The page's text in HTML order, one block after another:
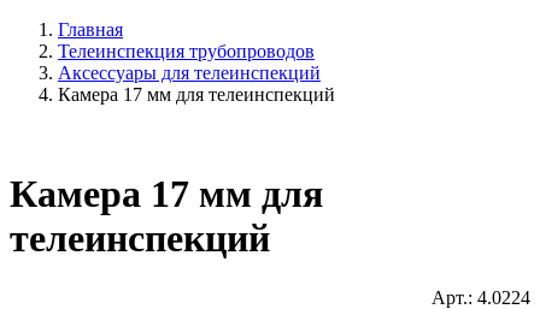
Главная
Телеинспекция трубопроводов
Аксессуары для телеинспекций
Камера 17 мм для телеинспекций
Камера 17 мм для
телеинспекций
Арт.: 4.0224